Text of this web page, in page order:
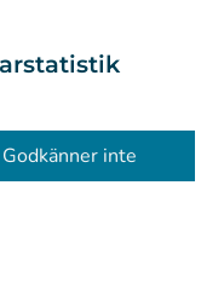
Godkänner inte